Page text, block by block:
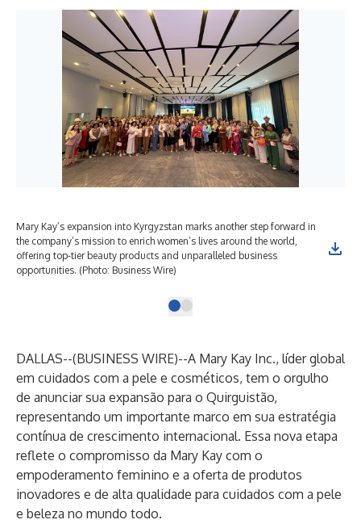
Mary Kay’s expansion into Kyrgyzstan marks another step forward in
the company’s mission to enrich women’s lives around the world,
offering top-tier beauty products and unparalleled business
opportunities. (Photo: Business Wire)
DALLAS--(BUSINESS WIRE)--A Mary Kay Inc., líder global
em cuidados com a pele e cosméticos, tem o orgulho
de anunciar sua expansão para o Quirguistão,
representando um importante marco em sua estratégia
contínua de crescimento internacional. Essa nova etapa
reflete o compromisso da Mary Kay com o
empoderamento feminino e a oferta de produtos
inovadores e de alta qualidade para cuidados com a pele
e beleza no mundo todo.